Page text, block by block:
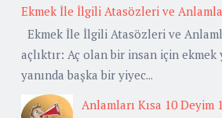
Ekmek İle İlgili Atasözleri ve
Ekmek İle İlgili Atasözleri ve
açlıktır: Aç olan bir insan için
yanında başka bir yiyec...
Anlamları Kısa 10 Deyim